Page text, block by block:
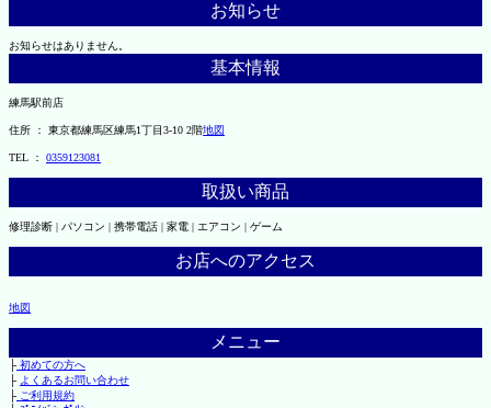
お知らせ
お知らせはありません。
基本情報
練馬駅前店
住所 ： 東京都練馬区練馬1丁目3-10 2階地図
TEL ： 0359123081
取扱い商品
修理診断 | パソコン | 携帯電話 | 家電 | エアコン | ゲーム
お店へのアクセス
地図
メニュー
├初めての方へ
├ よくあるお問い合わせ
├ご利用規約